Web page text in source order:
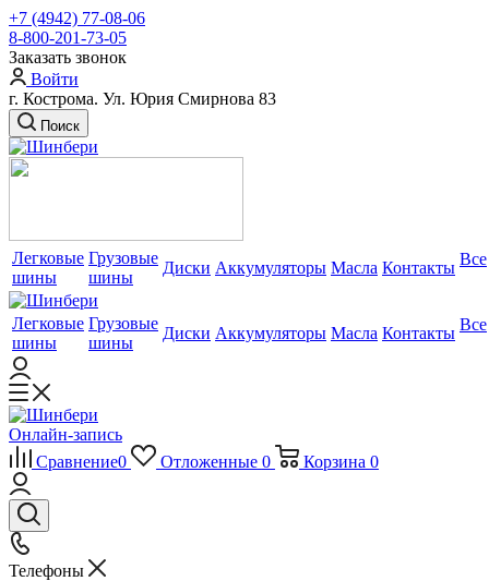
+7 (4942) 77-08-06
8-800-201-73-05
Заказать звонок
Войти
г. Кострома. Ул. Юрия Смирнова 83
Поиск
Легковые
шины
Грузовые
шины
Диски Аккумуляторы Масла Контакты Все
Легковые
шины
Грузовые
шины
Диски Аккумуляторы Масла Контакты Все
Онлайн-запись
Сравнение0 Отложенные 0 Корзина 0
Телефоны